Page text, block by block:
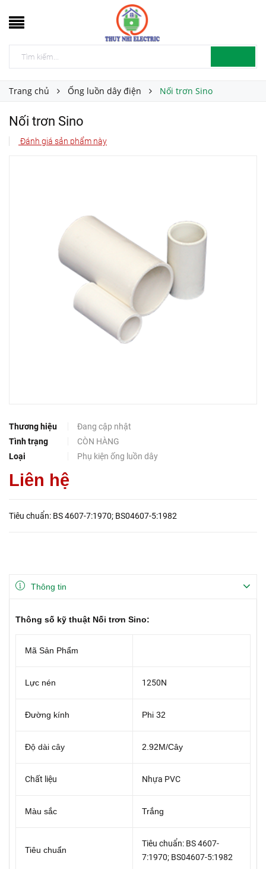
Trang chủ Ống luồn dây điện Nối trơn Sino
Nối trơn Sino
Đánh giá sản phẩm này
Thương hiệu
Đang cập nhật
Tình trạng
CÒN HÀNG
Loại
Phụ kiện ống luồn dây
Liên hệ
Tiêu chuẩn: BS 4607-7:1970; BS04607-5:1982
Thông tin
Thông số kỹ thuật Nối trơn Sino:
Mã Sản Phẩm
Lực nén 1250N
Đường kính Phi 32
Độ dài cây 2.92M/Cây
Chất liệu Nhựa PVC
Màu sắc Trắng
Tiêu chuẩn
Tiêu chuẩn: BS 4607-
7:1970; BS04607-5:1982